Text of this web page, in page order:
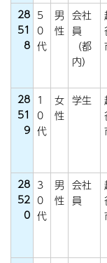
28
51
8
5
0
代
男
性
会社
員
（都
内）
28
51
9
1
0
代
女
性
学生
28
52
0
3
0
代
男
性
会社
員